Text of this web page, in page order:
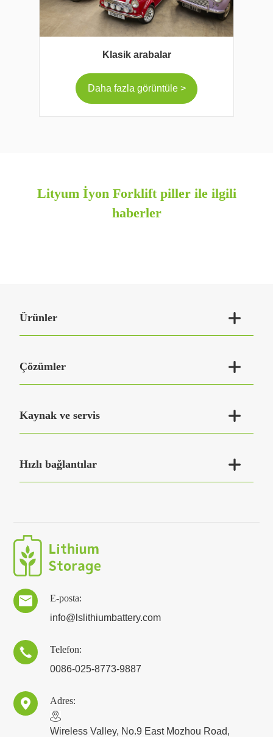
Klasik arabalar
Daha fazla görüntüle >
Lityum İyon Forklift piller ile ilgili
haberler
Ürünler 
Çözümler 
Kaynak ve servis 
Hızlı bağlantılar 

E-posta:
info@lslithiumbattery.com

Telefon:
0086-025-8773-9887
 Adres:
​Wireless Valley, No.9 East Mozhou Road,